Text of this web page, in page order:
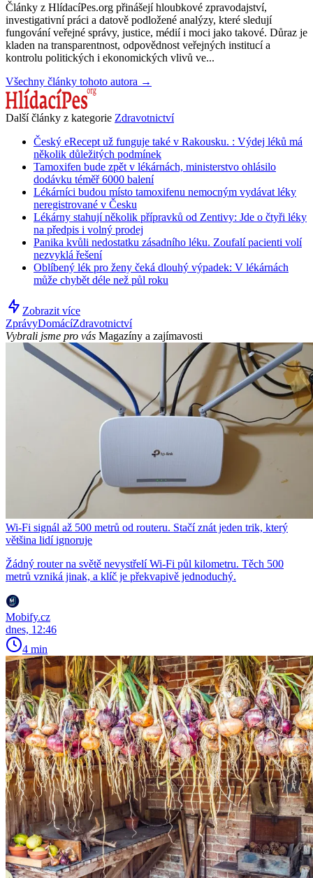
Články z HlídacíPes.org přinášejí hloubkové zpravodajství,
investigativní práci a datově podložené analýzy, které sledují
fungování veřejné správy, justice, médií i moci jako takové. Důraz je
kladen na transparentnost, odpovědnost veřejných institucí a
kontrolu politických i ekonomických vlivů ve...
Všechny články tohoto autora →
Další články z kategorie Zdravotnictví
Český eRecept už funguje také v Rakousku. : Výdej léků má
několik důležitých podmínek
Tamoxifen bude zpět v lékárnách, ministerstvo ohlásilo
dodávku téměř 6000 balení
Lékárníci budou místo tamoxifenu nemocným vydávat léky
neregistrované v Česku
Lékárny stahují několik přípravků od Zentivy: Jde o čtyři léky
na předpis i volný prodej
Panika kvůli nedostatku zásadního léku. Zoufalí pacienti volí
nezvyklá řešení
Oblíbený lék pro ženy čeká dlouhý výpadek: V lékárnách
může chybět déle než půl roku
Zobrazit více
ZprávyDomácíZdravotnictví
Vybrali jsme pro vás Magazíny a zajímavosti
Wi-Fi signál až 500 metrů od routeru. Stačí znát jeden trik, který
většina lidí ignoruje
Žádný router na světě nevystřelí Wi-Fi půl kilometru. Těch 500
metrů vzniká jinak, a klíč je překvapivě jednoduchý.
Mobify.cz
dnes, 12:46
4 min